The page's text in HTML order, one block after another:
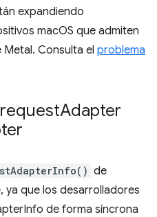
expandiendo
macOS que admiten
Consulta el problema
requestAdapter
de
ya que los desarrolladores
de forma síncrona